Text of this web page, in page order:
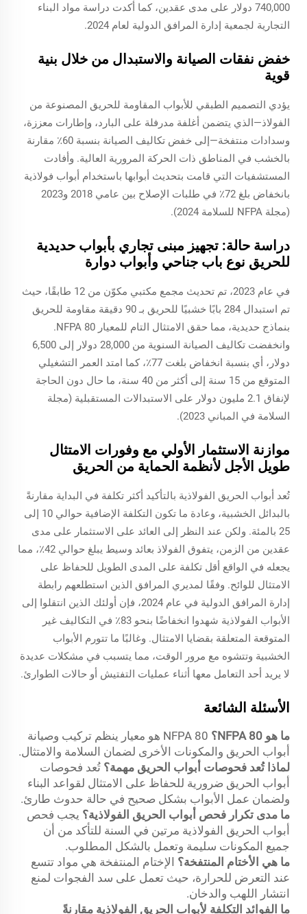
740,000 دولار على مدى عقدين، كما أكدت دراسة مواد البناء
التجارية لجمعية إدارة المرافق الدولية لعام 2024.
خفض نفقات الصيانة والاستبدال من خلال بنية
قوية
يؤدي التصميم الطبقي للأبواب المقاومة للحريق المصنوعة من
الفولاذ—الذي يتضمن أغلفة مدرفلة على البارد، وإطارات معززة،
وسدادات منتفخة—إلى خفض تكاليف الصيانة بنسبة 60٪ مقارنة
بالخشب في المناطق ذات الحركة المرورية العالية. وأفادت
المستشفيات التي قامت بتحديث أبوابها باستخدام أبواب فولاذية
بانخفاض بلغ 72٪ في طلبات الإصلاح بين عامي 2018 و2023
(مجلة NFPA للسلامة 2024).
دراسة حالة: تجهيز مبنى تجاري بأبواب حديدية
للحريق نوع باب جناحي وأبواب دوارة
في عام 2023، تم تحديث مجمع مكتبي مكوّن من 12 طابقًا، حيث
تم استبدال 284 بابًا خشبيًا للحريق بـ 90 دقيقة مقاومة للحريق
بنماذج حديدية، مما حقق الامتثال التام للمعيار NFPA 80.
وانخفضت تكاليف الصيانة السنوية من 28,000 دولار إلى 6,500
دولار، أي بنسبة انخفاض بلغت 77٪، كما امتد العمر التشغيلي
المتوقع من 15 سنة إلى أكثر من 40 سنة، ما حال دون الحاجة
لإنفاق 2.1 مليون دولار على الاستبدالات المستقبلية (مجلة
السلامة في المباني 2023).
موازنة الاستثمار الأولي مع وفورات الامتثال
طويل الأجل لأنظمة الحماية من الحريق
تُعد أبواب الحريق الفولاذية بالتأكيد أكثر تكلفة في البداية مقارنةً
بالبدائل الخشبية، وعادة ما تكون التكلفة الإضافية حوالي 10 إلى
25 بالمئة. ولكن عند النظر إلى العائد على الاستثمار على مدى
عقدين من الزمن، يتفوق الفولاذ بعائد وسيط يبلغ حوالي 42٪، مما
يجعله في الواقع أقل تكلفة على المدى الطويل للحفاظ على
الامتثال للوائح. وفقًا لمديري المرافق الذين استطلعهم رابطة
إدارة المرافق الدولية في عام 2024، فإن أولئك الذين انتقلوا إلى
الأبواب الفولاذية شهدوا انخفاضًا بنحو 83٪ في التكاليف غير
المتوقعة المتعلقة بقضايا الامتثال. وغالبًا ما تتورم الأبواب
الخشبية وتتشوه مع مرور الوقت، مما يتسبب في مشكلات عديدة
لا يريد أحد التعامل معها أثناء عمليات التفتيش أو حالات الطوارئ.
الأسئلة الشائعة
ما هو NFPA 80؟
NFPA 80 هو معيار ينظم تركيب وصيانة
أبواب الحريق والمكونات الأخرى لضمان السلامة والامتثال.
لماذا تُعد فحوصات أبواب الحريق مهمة؟ تُعد فحوصات
أبواب الحريق ضرورية للحفاظ على الامتثال لقواعد البناء
ولضمان عمل الأبواب بشكل صحيح في حالة حدوث طارئ.
ما مدى تكرار فحص أبواب الحريق الفولاذية؟ يجب فحص
أبواب الحريق الفولاذية مرتين في السنة للتأكد من أن
جميع المكونات سليمة وتعمل بالشكل المطلوب.
ما هي الأختام المنتفخة؟ الإختام المنتفخة هي مواد تتسع
عند التعرض للحرارة، حيث تعمل على سد الفجوات لمنع
انتشار اللهب والدخان.
ما الفوائد التكلفة لأبواب الحريق الفولاذية مقارنةً